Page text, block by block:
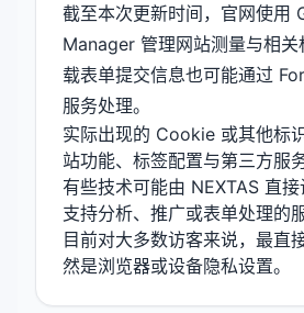
截至本次更新时间，官网使用
Manager 管理网站测量与相关
载表单提交信息也可能通过
服务处理。
实际出现的 Cookie 或其他标
站功能、标签配置与第三方服
有些技术可能由 NEXTAS 直
支持分析、推广或表单处理的
目前对大多数访客来说，最直
然是浏览器或设备隐私设置。